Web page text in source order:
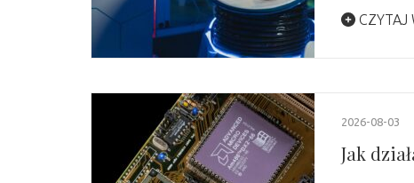
CZYTAJ
2026-08-03
Jak